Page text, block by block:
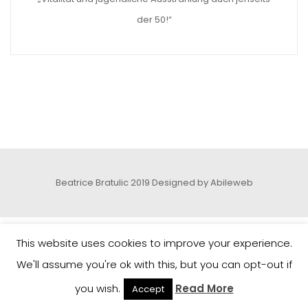
der 50!“
Beatrice Bratulic 2019 Designed by Abileweb
This website uses cookies to improve your experience.
We'll assume you're ok with this, but you can opt-out if
you wish.
Accept Read More